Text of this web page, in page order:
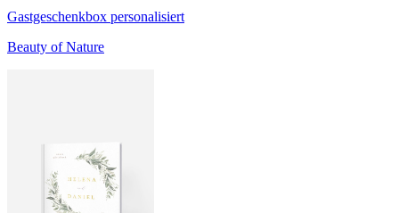
Gastgeschenkbox personalisiert
Beauty of Nature